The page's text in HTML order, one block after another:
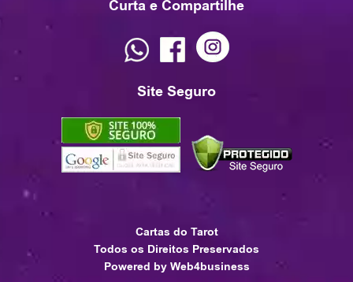
Curta e Compartilhe
Site Seguro
Cartas do Tarot
Todos os Direitos Preservados
Powered by Web4business